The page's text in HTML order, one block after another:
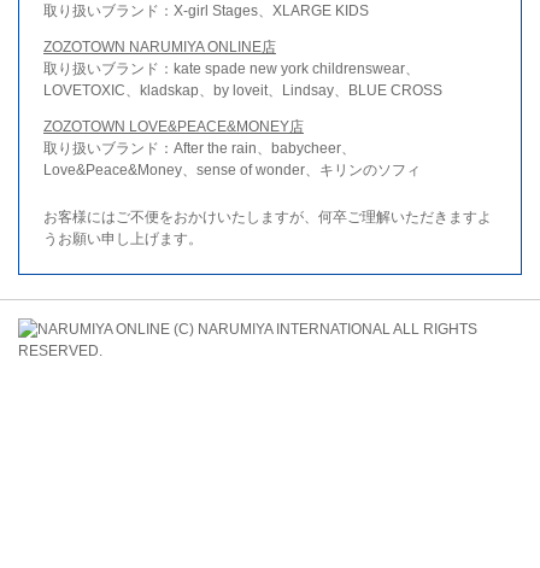
取り扱いブランド：X-girl Stages、XLARGE KIDS
ZOZOTOWN NARUMIYA ONLINE店
取り扱いブランド：kate spade new york childrenswear、
LOVETOXIC、kladskap、by loveit、Lindsay、BLUE CROSS
ZOZOTOWN LOVE&PEACE&MONEY店
取り扱いブランド：After the rain、babycheer、
Love&Peace&Money、sense of wonder、キリンのソフィ
お客様にはご不便をおかけいたしますが、何卒ご理解いただきますよ
うお願い申し上げます。